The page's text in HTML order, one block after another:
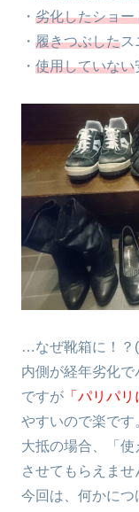
・ 劣化したショー
・ 履きつぶしたス
・ 使用していない
…なぜ靴箱に！？
内側が経年劣化
ですが 「パリパ
やすいので楽です
大抵の場合、「
させてもらえませ
今回は、何かにつ